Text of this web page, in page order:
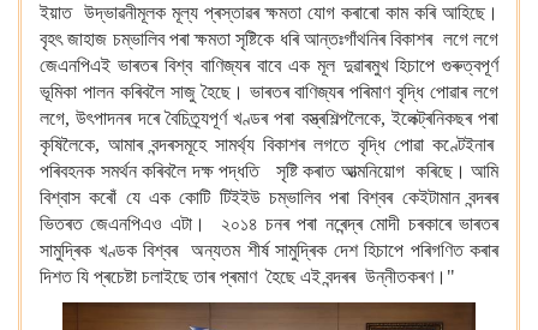
ইয়াত উদ্ভাৱনীমূলক মূল্য প্ৰস্তাৱৰ ক্ষমতা যোগ কৰাৰো কাম কৰি আহিছে।
বৃহৎ জাহাজ চম্ভালিব পৰা ক্ষমতা সৃষ্টিকে ধৰি আন্তঃগাঁথনিৰ বিকাশৰ লগে লগে
জেএনপিএই ভাৰতৰ বিশ্ব বাণিজ্যৰ বাবে এক মূল দুৱাৰমুখ হিচাপে গুৰুত্বপূৰ্ণ
ভূমিকা পালন কৰিবলৈ সাজু হৈছে। ভাৰতৰ বাণিজ্যৰ পৰিমাণ বৃদ্ধি পোৱাৰ লগে
লগে, উৎপাদনৰ দৰে বৈচিত্ৰ্যপূৰ্ণ খণ্ডৰ পৰা বস্ত্ৰশিল্পলৈকে, ইলেক্ট্ৰনিকছৰ পৰা
কৃষিলৈকে, আমাৰ বন্দৰসমূহে সামৰ্থ্য বিকাশৰ লগতে বৃদ্ধি পোৱা কণ্টেইনাৰ
পৰিবহনক সমৰ্থন কৰিবলৈ দক্ষ পদ্ধতি সৃষ্টি কৰাত আত্মনিয়োগ কৰিছে। আমি
বিশ্বাস কৰোঁ যে এক কোটি টিইইউ চম্ভালিব পৰা বিশ্বৰ কেইটামান বন্দৰৰ
ভিতৰত জেএনপিএও এটা। ২০১৪ চনৰ পৰা নৰেন্দ্ৰ মোদী চৰকাৰে ভাৰতৰ
সামুদ্ৰিক খণ্ডক বিশ্বৰ অন্যতম শীৰ্ষ সামুদ্ৰিক দেশ হিচাপে পৰিগণিত কৰাৰ
দিশত যি প্ৰচেষ্টা চলাইছে তাৰ প্ৰমাণ হৈছে এই বন্দৰৰ উন্নীতকৰণ।"